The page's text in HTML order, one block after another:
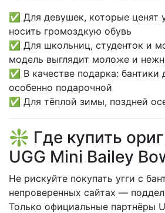
✅ Для девушек, которые ценят
носить громоздкую обувь
✅ Для школьниц, студенток и
модель выглядит моложе и
✅ В качестве подарка: бантики
особенно подарочной
✅ Для тёплой зимы, поздней
❇️ Где купить
UGG Mini Bailey
Не рискуйте покупать угги с
непроверенных сайтах —
Только официальные партнёры